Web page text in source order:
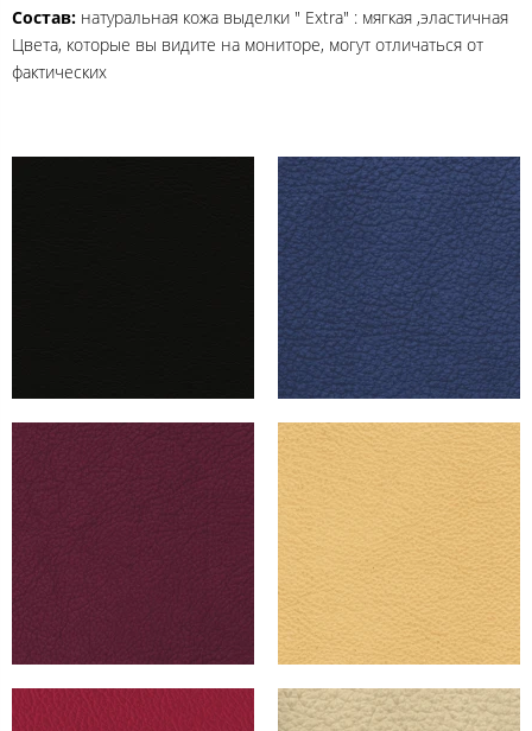
Состав: натуральная кожа выделки " Extra" : мягкая ,эластичная
Цвета, которые вы видите на мониторе, могут отличаться от
фактических